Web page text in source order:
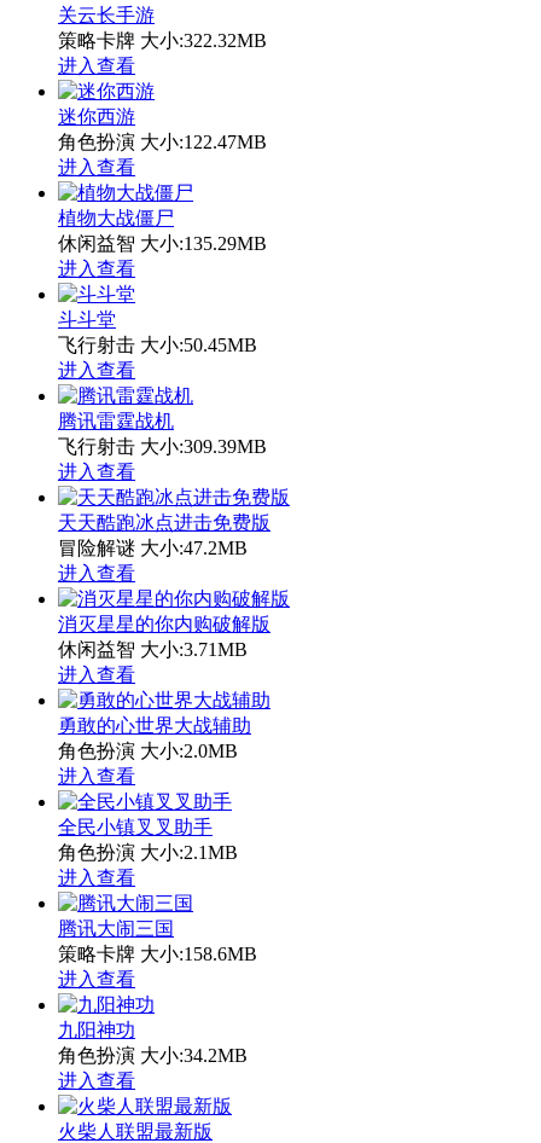
关云长手游
策略卡牌 大小:322.32MB
进入查看
迷你西游
角色扮演 大小:122.47MB
进入查看
植物大战僵尸
休闲益智 大小:135.29MB
进入查看
斗斗堂
飞行射击 大小:50.45MB
进入查看
腾讯雷霆战机
飞行射击 大小:309.39MB
进入查看
天天酷跑冰点进击免费版
冒险解谜 大小:47.2MB
进入查看
消灭星星的你内购破解版
休闲益智 大小:3.71MB
进入查看
勇敢的心世界大战辅助
角色扮演 大小:2.0MB
进入查看
全民小镇叉叉助手
角色扮演 大小:2.1MB
进入查看
腾讯大闹三国
策略卡牌 大小:158.6MB
进入查看
九阳神功
角色扮演 大小:34.2MB
进入查看
火柴人联盟最新版